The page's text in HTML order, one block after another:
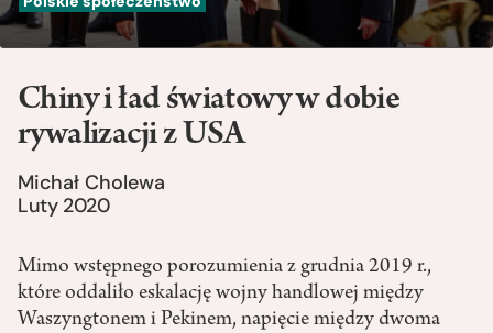
Chiny i ład światowy w dobie
rywalizacji z USA
Michał Cholewa
Luty 2020
Mimo wstępnego porozumienia z grudnia 2019 r.,
które oddaliło eskalację wojny handlowej między
Waszyngtonem i Pekinem, napięcie między dwoma